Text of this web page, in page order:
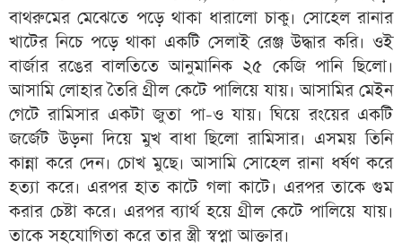
বাথরুমের মেঝেতে পড়ে থাকা ধারালো চাকু। সোহেল রানার
খাটের নিচে পড়ে থাকা একটি সেলাই রেঞ্জ উদ্ধার করি। ওই
বার্জার রঙের বালতিতে আনুমানিক ২৫ কেজি পানি ছিলো।
আসামি লোহার তৈরি গ্রীল কেটে পালিয়ে যায়। আসামির মেইন
গেটে রামিসার একটা জুতা পা-ও যায়। ঘিয়ে রংয়ের একটি
জর্জেট উড়না দিয়ে মুখ বাধা ছিলো রামিসার। এসময় তিনি
কান্না করে দেন। চোখ মুছে। আসামি সোহেল রানা ধর্ষণ করে
হত্যা করে। এরপর হাত কাটে গলা কাটে। এরপর তাকে গুম
করার চেষ্টা করে। এরপর ব্যার্থ হয়ে গ্রীল কেটে পালিয়ে যায়।
তাকে সহযোগিতা করে তার স্ত্রী স্বপ্না আক্তার।